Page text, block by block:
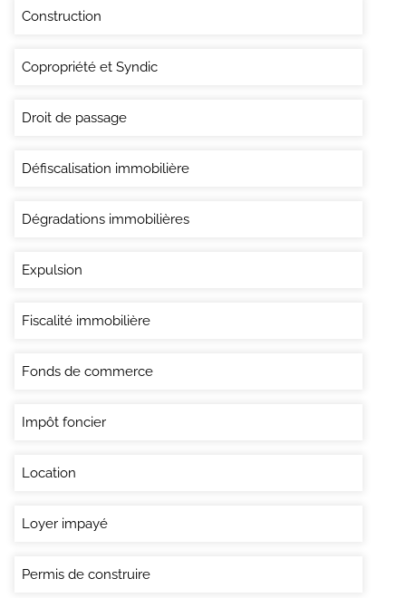
Construction
Copropriété et Syndic
Droit de passage
Défiscalisation immobilière
Dégradations immobilières
Expulsion
Fiscalité immobilière
Fonds de commerce
Impôt foncier
Location
Loyer impayé
Permis de construire